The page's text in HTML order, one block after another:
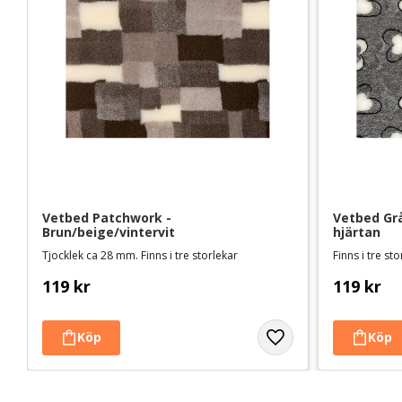
Vetbed Patchwork -
Brun/beige/vintervit
Tjocklek ca 28 mm. Finns i tre storlekar
119 kr
Vetbed
hjärtan
Finns i tre
119 kr